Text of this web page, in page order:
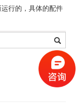
行的，具体的配件